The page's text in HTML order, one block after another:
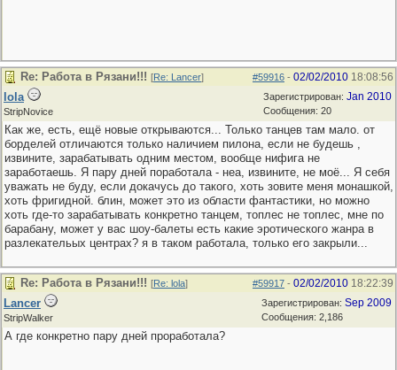
#59916 - 02/02/2010 18:08:56
Re: Работа в Рязани!!! [Re: Lancer]
Зарегистрирован: Jan 2010
Сообщения: 20
lola
StripNovice
Как же, есть, ещё новые открываются... Только танцев там мало. от
борделей отличаются только наличием пилона, если не будешь ,
извините, зарабатывать одним местом, вообще нифига не
заработаешь. Я пару дней поработала - неа, извините, не моё... Я себя
уважать не буду, если докачусь до такого, хоть зовите меня монашкой,
хоть фригидной. блин, может это из области фантастики, но можно
хоть где-то зарабатывать конкретно танцем, топлес не топлес, мне по
барабану, может у вас шоу-балеты есть какие эротического жанра в
разлекательых центрах? я в таком работала, только его закрыли...
#59917 - 02/02/2010 18:22:39
Re: Работа в Рязани!!! [Re: lola]
Зарегистрирован: Sep 2009
Сообщения: 2,186
Lancer
StripWalker
А где конкретно пару дней проработала?